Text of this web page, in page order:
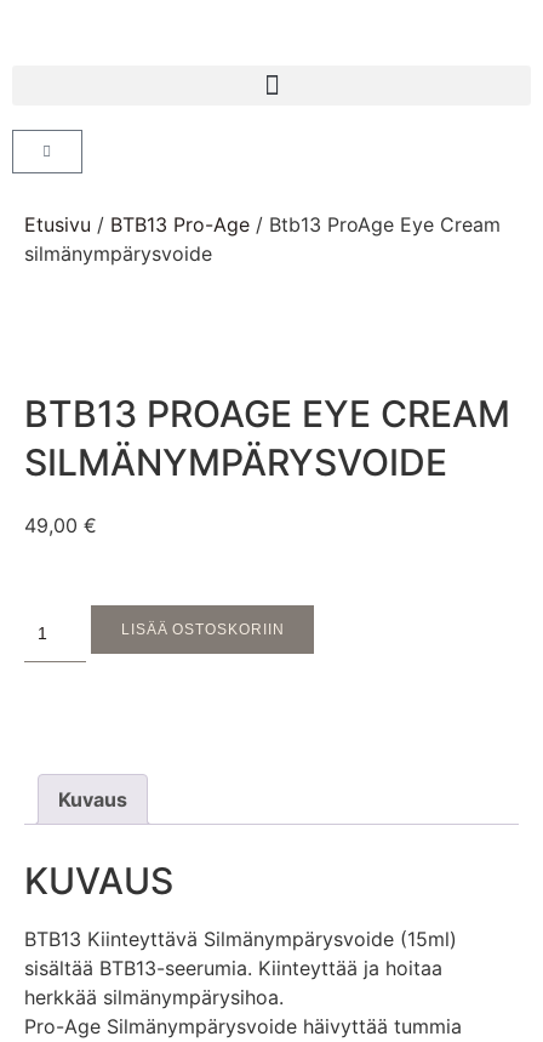
Etusivu / BTB13 Pro-Age / Btb13 ProAge Eye Cream
silmänympärysvoide
BTB13 PROAGE EYE CREAM
SILMÄNYMPÄRYSVOIDE
49,00 €
LISÄÄ OSTOSKORIIN
Kuvaus
KUVAUS
BTB13 Kiinteyttävä Silmänympärysvoide (15ml)
sisältää BTB13-seerumia. Kiinteyttää ja hoitaa
herkkää silmänympärysihoa.
Pro-Age Silmänympärysvoide häivyttää tummia